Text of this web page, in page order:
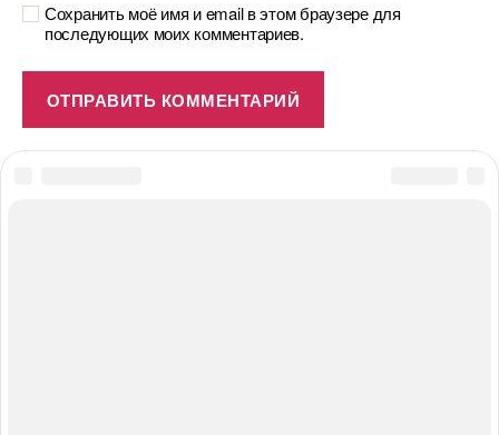
Сохранить моё имя и email в этом браузере для
последующих моих комментариев.